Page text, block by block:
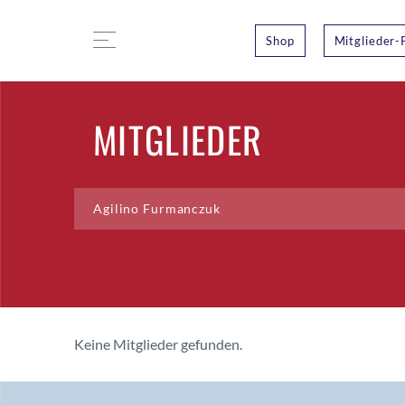
Shop Mitglieder-
MITGLIEDER
Keine Mitglieder gefunden.